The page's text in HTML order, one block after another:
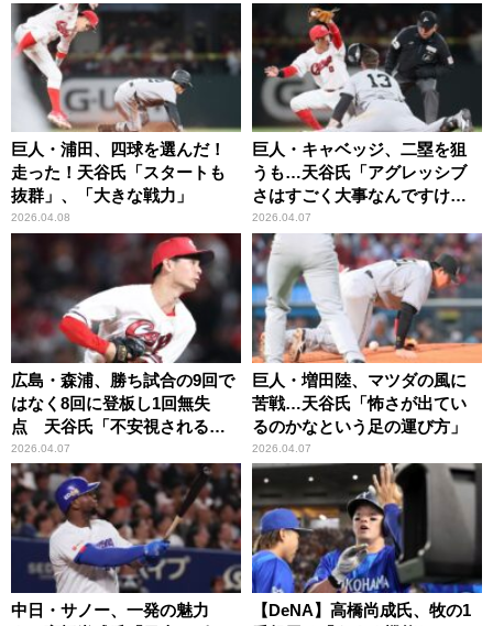
巨人・浦田、四球を選んだ！
走った！天谷氏「スタートも
抜群」、「大きな戦力」
2026.04.08
巨人・キャベッジ、二塁を狙
うも…天谷氏「アグレッシブ
さはすごく大事なんですけ
ど…」
2026.04.07
広島・森浦、勝ち試合の9回で
はなく8回に登板し1回無失
点 天谷氏「不安視される方
も多いと思うんですけど」…
「そこまで状態は悪くない」
2026.04.07
巨人・増田陸、マツダの風に
苦戦…天谷氏「怖さが出てい
るのかなという足の運び方」
2026.04.07
中日・サノー、一発の魅力
【DeNA】高橋尚成氏、牧の1